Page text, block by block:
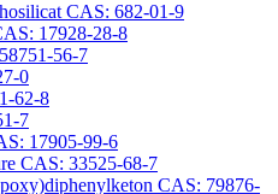
CAS: 682-01-9
17928-28-8
56-7
0
62-8
7
17905-99-6
CAS: 33525-68-7
CAS: 79876-